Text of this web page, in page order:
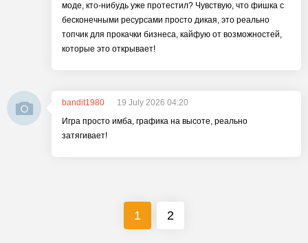
моде, кто-нибудь уже протестил? Чувствую, что фишка с
бесконечными ресурсами просто дикая, это реально
топчик для прокачки бизнеса, кайфую от возможностей,
которые это открывает!
bandit1980
19 July 2026 04:20
Игра просто имба, графика на высоте, реально
затягивает!
1 2